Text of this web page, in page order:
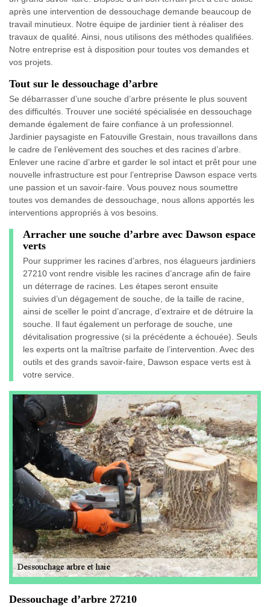
après une intervention de dessouchage demande beaucoup de
travail minutieux. Notre équipe de jardinier tient à réaliser des
travaux de qualité. Ainsi, nous utilisons des méthodes qualifiées.
Notre entreprise est à disposition pour toutes vos demandes et
vos projets.
Tout sur le dessouchage d’arbre
Se débarrasser d’une souche d’arbre présente le plus souvent
des difficultés. Trouver une société spécialisée en dessouchage
demande également de faire confiance à un professionnel.
Jardinier paysagiste en Fatouville Grestain, nous travaillons dans
le cadre de l’enlèvement des souches et des racines d’arbre.
Enlever une racine d’arbre et garder le sol intact et prêt pour une
nouvelle infrastructure est pour l’entreprise Dawson espace verts
une passion et un savoir-faire. Vous pouvez nous soumettre
toutes vos demandes de dessouchage, nous allons apportés les
interventions appropriés à vos besoins.
Arracher une souche d’arbre avec Dawson espace
verts
Pour supprimer les racines d’arbres, nos élagueurs jardiniers
27210 vont rendre visible les racines d’ancrage afin de faire
un déterrage de racines. Les étapes seront ensuite
suivies d’un dégagement de souche, de la taille de racine,
ainsi de sceller le point d’ancrage, d’extraire et de détruire la
souche. Il faut également un perforage de souche, une
dévitalisation progressive (si la précédente a échouée). Seuls
les experts ont la maîtrise parfaite de l’intervention. Avec des
outils et des grands savoir-faire, Dawson espace verts est à
votre service.
Dessouchage d’arbre 27210